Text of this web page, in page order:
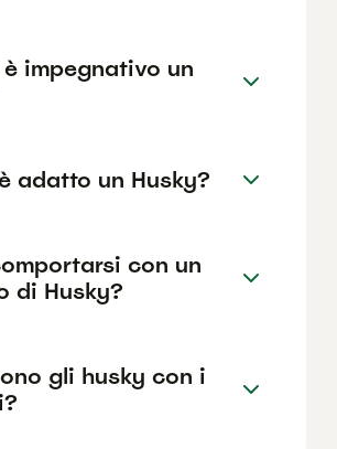
impegnativo un
adatto un Husky?
con un
di Husky?
gli husky con i